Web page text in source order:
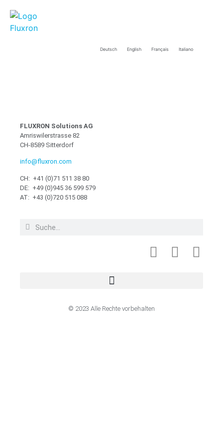
Deutsch English Français Italiano
FLUXRON Solutions AG
Amriswilerstrasse 82
CH-8589 Sitterdorf
info@fluxron.com
CH: +41 (0)71 511 38 80
DE: +49 (0)945 36 599 579
AT: +43 (0)720 515 088
© 2023 Alle Rechte vorbehalten